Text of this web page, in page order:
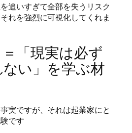
追いすぎて全部を失うリスク
れを強烈に可視化してくれま
「現実は必ず
い」を学ぶ材
実ですが、それは起業家にと
です